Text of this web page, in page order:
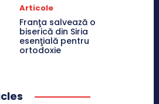
Articole
Franţa salvează o
biserică din Siria
esenţială pentru
ortodoxie